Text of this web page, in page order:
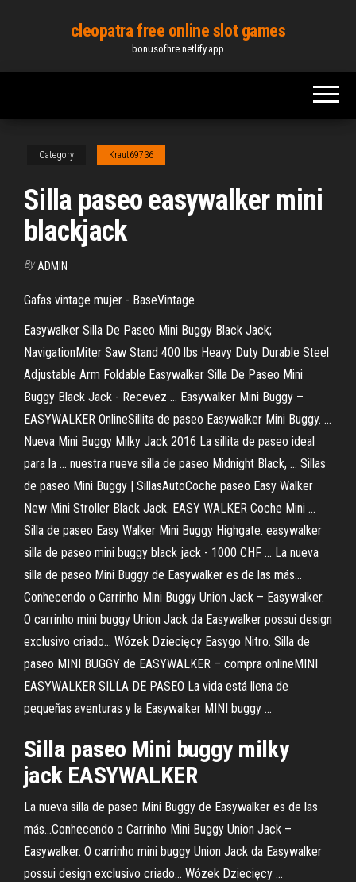
content
cleopatra free online slot games
bonusofhre.netlify.app
Category Kraut69736
Silla paseo easywalker mini
blackjack
By ADMIN
Gafas vintage mujer - BaseVintage
Easywalker Silla De Paseo Mini Buggy Black Jack;
NavigationMiter Saw Stand 400 lbs Heavy Duty Durable Steel
Adjustable Arm Foldable Easywalker Silla De Paseo Mini
Buggy Black Jack - Recevez ... Easywalker Mini Buggy –
EASYWALKER OnlineSillita de paseo Easywalker Mini Buggy. …
Nueva Mini Buggy Milky Jack 2016 La sillita de paseo ideal
para la … nuestra nueva silla de paseo Midnight Black, … Sillas
de paseo Mini Buggy | SillasAutoCoche paseo Easy Walker
New Mini Stroller Black Jack. EASY WALKER Coche Mini …
Silla de paseo Easy Walker Mini Buggy Highgate. easywalker
silla de paseo mini buggy black jack - 1000 CHF ... La nueva
silla de paseo Mini Buggy de Easywalker es de las más…
Conhecendo o Carrinho Mini Buggy Union Jack – Easywalker.
O carrinho mini buggy Union Jack da Easywalker possui design
exclusivo criado… Wózek Dziecięcy Easygo Nitro. Silla de
paseo MINI BUGGY de EASYWALKER – compra onlineMINI
EASYWALKER SILLA DE PASEO La vida está llena de
pequeñas aventuras y la Easywalker MINI buggy ...
Silla paseo Mini buggy milky
jack EASYWALKER
La nueva silla de paseo Mini Buggy de Easywalker es de las
más…Conhecendo o Carrinho Mini Buggy Union Jack –
Easywalker. O carrinho mini buggy Union Jack da Easywalker
possui design exclusivo criado… Wózek Dziecięcy ...